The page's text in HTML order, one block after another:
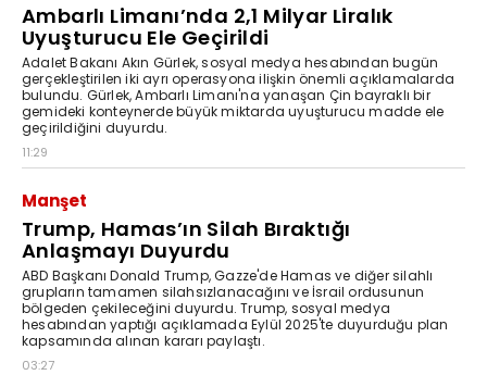
Ambarlı Limanı’nda 2,1 Milyar Liralık
Uyuşturucu Ele Geçirildi
Adalet Bakanı Akın Gürlek, sosyal medya hesabından bugün
gerçekleştirilen iki ayrı operasyona ilişkin önemli açıklamalarda
bulundu. Gürlek, Ambarlı Limanı'na yanaşan Çin bayraklı bir
gemideki konteynerde büyük miktarda uyuşturucu madde ele
geçirildiğini duyurdu.
11:29
Manşet
Trump, Hamas’ın Silah Bıraktığı
Anlaşmayı Duyurdu
ABD Başkanı Donald Trump, Gazze'de Hamas ve diğer silahlı
grupların tamamen silahsızlanacağını ve İsrail ordusunun
bölgeden çekileceğini duyurdu. Trump, sosyal medya
hesabından yaptığı açıklamada Eylül 2025'te duyurduğu plan
kapsamında alınan kararı paylaştı.
03:27